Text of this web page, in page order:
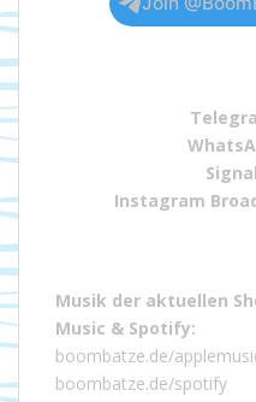
Instagram
Musik der aktuellen
Music & Spotify:
boombatze.de/
boombatze.de/spotify